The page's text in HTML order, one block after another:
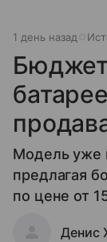
1 день назад
Модель уже
предлагая
по цене от
Денис